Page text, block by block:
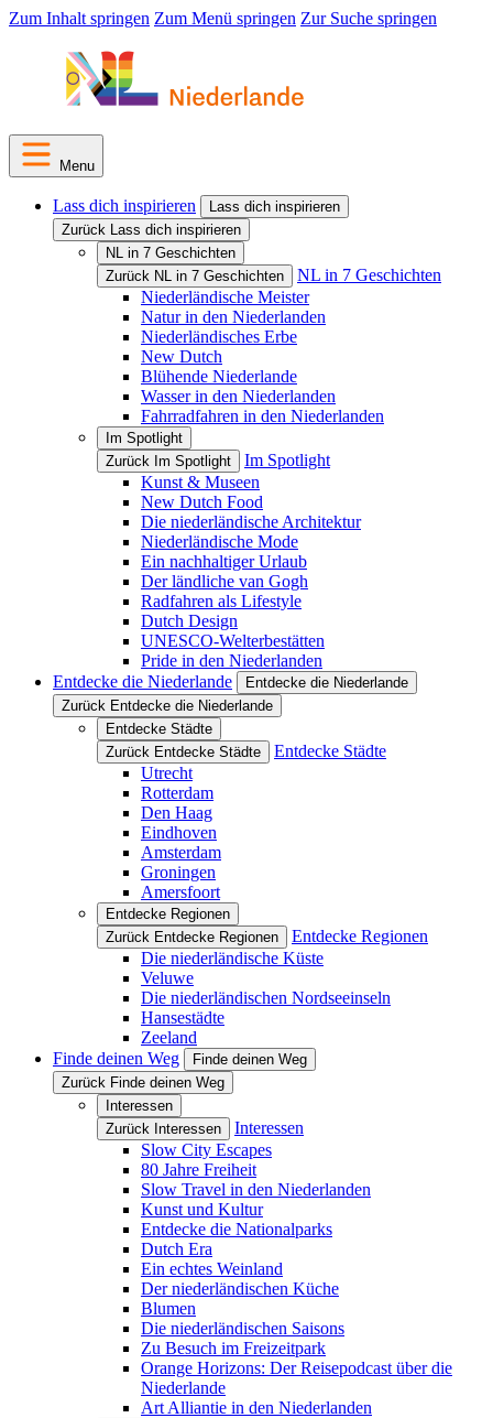
Zum Inhalt springen Zum Menü springen Zur Suche springen
Menu
Lass dich inspirieren
Lass dich inspirieren
Zurück Lass dich inspirieren
NL in 7 Geschichten
Zurück NL in 7 Geschichten
NL in 7 Geschichten
Niederländische Meister
Natur in den Niederlanden
Niederländisches Erbe
New Dutch
Blühende Niederlande
Wasser in den Niederlanden
Fahrradfahren in den Niederlanden
Im Spotlight
Zurück Im Spotlight
Im Spotlight
Kunst & Museen
New Dutch Food
Die niederländische Architektur
Niederländische Mode
Ein nachhaltiger Urlaub
Der ländliche van Gogh
Radfahren als Lifestyle
Dutch Design
UNESCO-Welterbestätten
Pride in den Niederlanden
Entdecke die Niederlande
Entdecke die Niederlande
Zurück Entdecke die Niederlande
Entdecke Städte
Zurück Entdecke Städte
Entdecke Städte
Utrecht
Rotterdam
Den Haag
Eindhoven
Amsterdam
Groningen
Amersfoort
Entdecke Regionen
Zurück Entdecke Regionen
Entdecke Regionen
Die niederländische Küste
Veluwe
Die niederländischen Nordseeinseln
Hansestädte
Zeeland
Finde deinen Weg
Finde deinen Weg
Zurück Finde deinen Weg
Interessen
Zurück Interessen
Interessen
Slow City Escapes
80 Jahre Freiheit
Slow Travel in den Niederlanden
Kunst und Kultur
Entdecke die Nationalparks
Dutch Era
Ein echtes Weinland
Der niederländischen Küche
Blumen
Die niederländischen Saisons
Zu Besuch im Freizeitpark
Orange Horizons: Der Reisepodcast über die
Niederlande
Art Alliantie in den Niederlanden